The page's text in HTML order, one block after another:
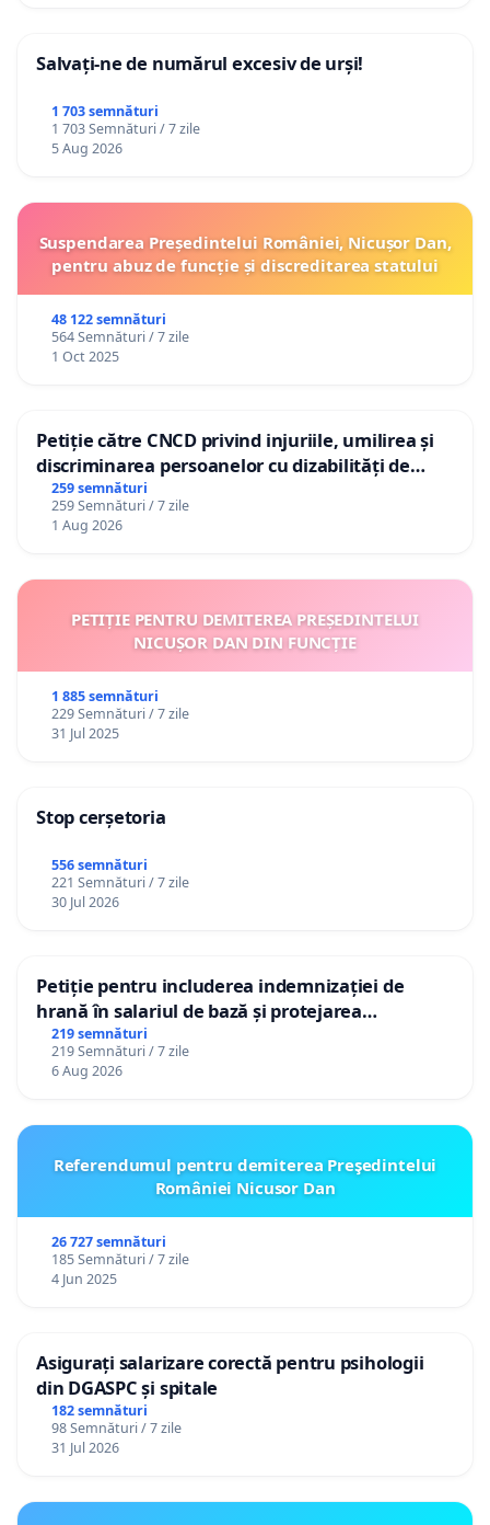
Salvați-ne de numărul excesiv de urși!
1 703 semnături
1 703 Semnături / 7 zile
5 Aug 2026
Suspendarea Președintelui României, Nicușor Dan,
pentru abuz de funcție și discreditarea statului
48 122 semnături
564 Semnături / 7 zile
1 Oct 2025
Petiție către CNCD privind injuriile, umilirea și
discriminarea persoanelor cu dizabilități de
către utilizatorul TikTok „Gorici”
259 semnături
259 Semnături / 7 zile
1 Aug 2026
PETIȚIE PENTRU DEMITEREA PREȘEDINTELUI
NICUȘOR DAN DIN FUNCȚIE
1 885 semnături
229 Semnături / 7 zile
31 Jul 2025
Stop cerșetoria
556 semnături
221 Semnături / 7 zile
30 Jul 2026
Petiție pentru includerea indemnizației de
hrană în salariul de bază și protejarea
gradațiilor de vechime pentru asistenții
personali
219 semnături
219 Semnături / 7 zile
6 Aug 2026
Referendumul pentru demiterea Preşedintelui
României Nicusor Dan
26 727 semnături
185 Semnături / 7 zile
4 Jun 2025
Asigurați salarizare corectă pentru psihologii
din DGASPC și spitale
182 semnături
98 Semnături / 7 zile
31 Jul 2026